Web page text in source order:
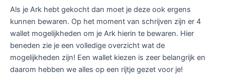
Als je Ark hebt gekocht dan moet je deze ook ergens
kunnen bewaren. Op het moment van schrijven zijn er 4
wallet mogelijkheden om je Ark hierin te bewaren. Hier
beneden zie je een volledige overzicht wat de
mogelijkheden zijn! Een wallet kiezen is zeer belangrijk en
daarom hebben we alles op een rijtje gezet voor je!